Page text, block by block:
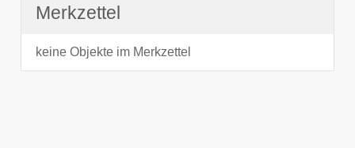
Merkzettel
keine Objekte im Merkzettel